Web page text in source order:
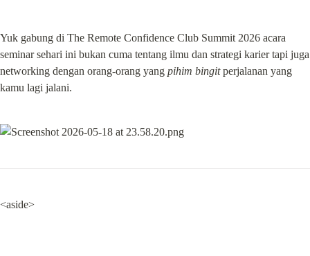
Yuk gabung di The Remote Confidence Club Summit 2026 acara
seminar sehari ini bukan cuma tentang ilmu dan strategi karier tapi juga
networking dengan orang-orang yang pihim bingit perjalanan yang
kamu lagi jalani.
<aside>